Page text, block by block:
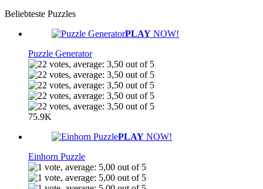
Beliebteste Puzzles
PLAY NOW!
Puzzle Generator
75.9K
PLAY NOW!
Einhorn Puzzle